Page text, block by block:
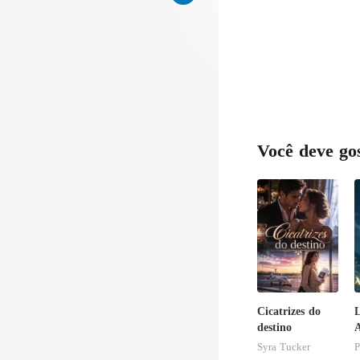
Você deve
Cicatrizes do
destino
Syra Tucker